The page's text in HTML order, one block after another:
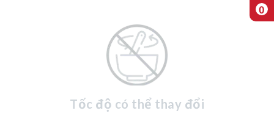
Tốc độ có thể thay đổi
0